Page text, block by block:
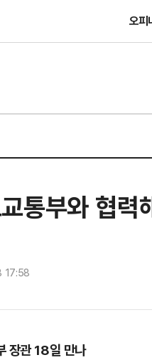
오피
통부와 협
17:58
장관 18일 만나